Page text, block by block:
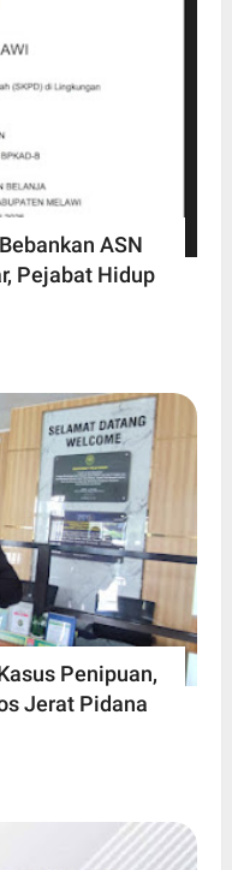
ASN
Pejabat Hidup
Penipuan,
Jerat Pidana